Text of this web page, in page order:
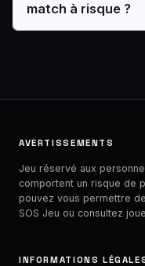
match à risque ?
AVERTISSEMENTS
Jeu réservé aux
comportent un risque de
pouvez vous permettre
SOS Jeu ou consultez
INFORMATIONS